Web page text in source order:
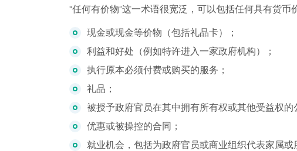
“任何有价物”这一术语很宽泛，可以包括任何具有货币
现金或现金等价物（包括礼品卡）；
利益和好处（例如特许进入一家政府机构）；
执行原本必须付费或购买的服务；
礼品；
被授予政府官员在其中拥有所有权或其他受益权的
优惠或被操控的合同；
就业机会，包括为政府官员或商业组织代表家属